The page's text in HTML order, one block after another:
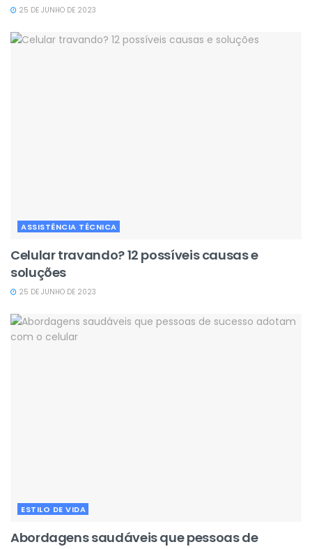
25 DE JUNHO DE 2023
ASSISTÊNCIA TÉCNICA
Celular travando? 12 possíveis causas e
soluções
25 DE JUNHO DE 2023
ESTILO DE VIDA
Abordagens saudáveis que pessoas de